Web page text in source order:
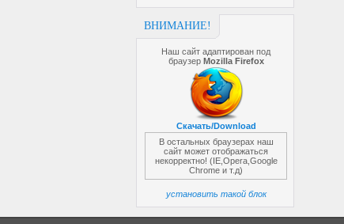
ВНИМАНИЕ!
Наш сайт адаптирован под
браузер Mozilla Firefox
Скачать/Download
В остальных браузерах наш
сайт может отображаться
некорректно! (IE,Opera,Google
Chrome и т.д)
установить такой блок